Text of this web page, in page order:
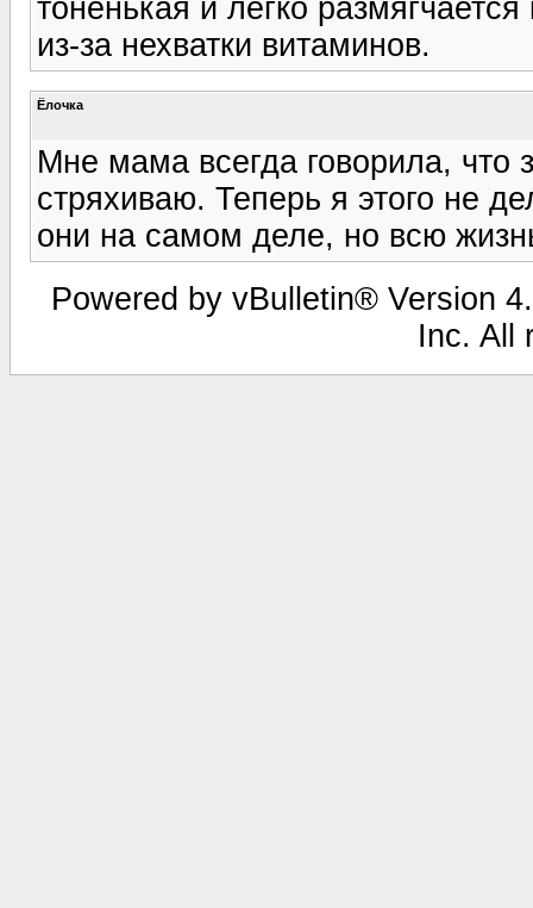
тоненькая и легко
из-за нехватки витаминов.
Ёлочка
Мне мама всегда говорила, что
стряхиваю. Теперь я этого не
они на самом деле, но всю
Powered by vBulletin® Version
Inc. All